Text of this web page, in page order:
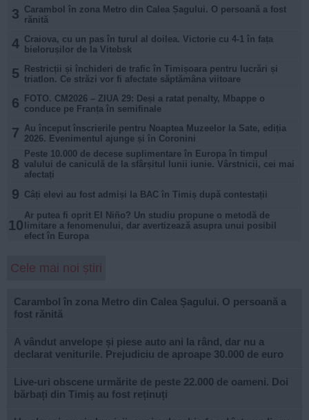
3 Carambol în zona Metro din Calea Șagului. O persoană a fost
rănită
4 Craiova, cu un pas în turul al doilea. Victorie cu 4-1 în fața
bielorușilor de la Vitebsk
5
Restricții și închideri de trafic în Timișoara pentru lucrări și
triatlon. Ce străzi vor fi afectate săptămâna viitoare
6
FOTO. CM2026 – ZIUA 29: Deși a ratat penalty, Mbappe o
conduce pe Franța în semifinale
7 Au început înscrierile pentru Noaptea Muzeelor la Sate, ediția
2026. Evenimentul ajunge și în Coronini
8
Peste 10.000 de decese suplimentare în Europa în timpul
valului de caniculă de la sfârșitul lunii iunie. Vârstnicii, cei mai
afectați
9 Câți elevi au fost admiși la BAC în Timiș după contestații
10
Ar putea fi oprit El Niño? Un studiu propune o metodă de
limitare a fenomenului, dar avertizează asupra unui posibil
efect în Europa
Cele mai noi știri
Carambol în zona Metro din Calea Șagului. O persoană a
fost rănită
A vândut anvelope și piese auto ani la rând, dar nu a
declarat veniturile. Prejudiciu de aproape 30.000 de euro
Live-uri obscene urmărite de peste 22.000 de oameni. Doi
bărbați din Timiș au fost reținuți